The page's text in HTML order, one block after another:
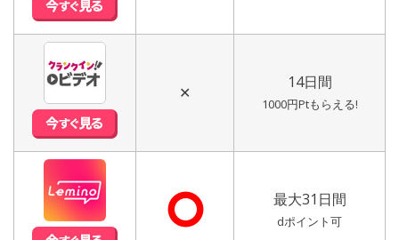
✕
14日間
1000円Ptもらえる!
⭘ 最大31日間
dポイント可